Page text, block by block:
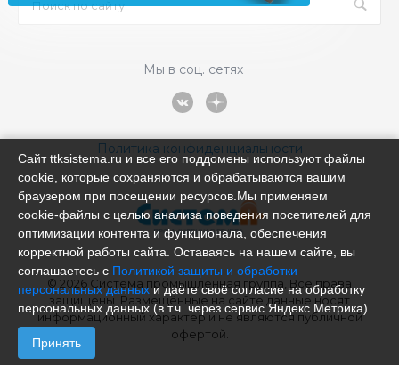
Мы в соц. сетях
Политика конфиденциальности
© 2026 Система промышленная группа, Все права
защищены. Размещённые на сайте данные носят
информационный характер и не являются публичной
офертой.
Сайт ttksistema.ru и все его поддомены используют файлы
cookie, которые сохраняются и обрабатываются вашим
браузером при посещении ресурсов.Мы применяем
cookie‑файлы с целью анализа поведения посетителей для
оптимизации контента и функционала, обеспечения
корректной работы сайта. Оставаясь на нашем сайте, вы
соглашаетесь с Политикой защиты и обработки
персональных данныхи даёте своё согласие на обработку
персональных данных (в т.ч. через сервис Яндекс.Метрика).
Принять